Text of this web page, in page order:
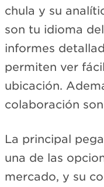
chula y su
son tu idioma
informes
permiten ver
ubicación.
colaboración
La principal
una de las
mercado, y su